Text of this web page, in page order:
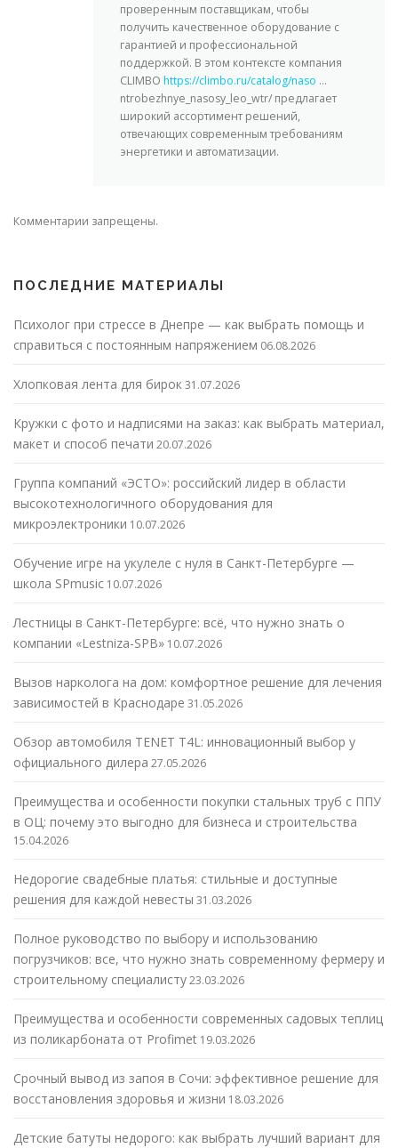
проверенным поставщикам, чтобы
получить качественное оборудование с
гарантией и профессиональной
поддержкой. В этом контексте компания
CLIMBO https://climbo.ru/catalog/naso …
ntrobezhnye_nasosy_leo_wtr/ предлагает
широкий ассортимент решений,
отвечающих современным требованиям
энергетики и автоматизации.
Комментарии запрещены.
ПОСЛЕДНИЕ МАТЕРИАЛЫ
Психолог при стрессе в Днепре — как выбрать помощь и
справиться с постоянным напряжением 06.08.2026
Хлопковая лента для бирок31.07.2026
Кружки с фото и надписями на заказ: как выбрать материал,
макет и способ печати 20.07.2026
Группа компаний «ЭСТО»: российский лидер в области
высокотехнологичного оборудования для
микроэлектроники 10.07.2026
Обучение игре на укулеле с нуля в Санкт-Петербурге —
школа SPmusic 10.07.2026
Лестницы в Санкт-Петербурге: всё, что нужно знать о
компании «Lestniza-SPB» 10.07.2026
Вызов нарколога на дом: комфортное решение для лечения
зависимостей в Краснодаре 31.05.2026
Обзор автомобиля TENET T4L: инновационный выбор у
официального дилера 27.05.2026
Преимущества и особенности покупки стальных труб с ППУ
в ОЦ: почему это выгодно для бизнеса и строительства
15.04.2026
Недорогие свадебные платья: стильные и доступные
решения для каждой невесты 31.03.2026
Полное руководство по выбору и использованию
погрузчиков: все, что нужно знать современному фермеру и
строительному специалисту23.03.2026
Преимущества и особенности современных садовых теплиц
из поликарбоната от Profimet 19.03.2026
Срочный вывод из запоя в Сочи: эффективное решение для
восстановления здоровья и жизни 18.03.2026
Детские батуты недорого: как выбрать лучший вариант для